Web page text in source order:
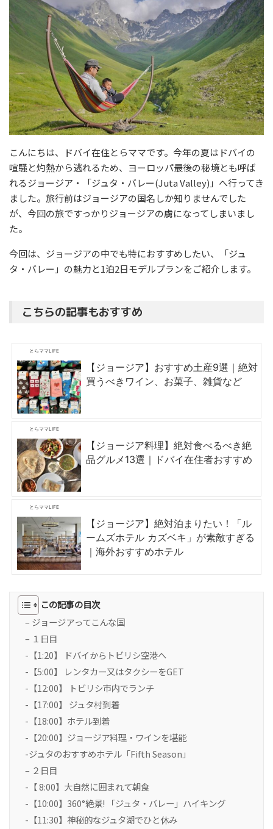
こんにちは、ドバイ在住とらママです。今年の夏はドバイの
喧騒と灼熱から逃れるため、ヨーロッパ最後の秘境とも呼ば
れるジョージア・「ジュタ・バレー(Juta Valley)」へ行ってき
ました。旅行前はジョージアの国名しか知りませんでした
が、今回の旅ですっかりジョージアの虜になってしまいまし
た。
今回は、ジョージアの中でも特におすすめしたい、「ジュ
タ・バレー」の魅力と1泊2日モデルプランをご紹介します。
こちらの記事もおすすめ
とらママLIFE
【ジョージア】おすすめ土産9選｜絶対
買うべきワイン、お菓子、雑貨など
とらママLIFE
【ジョージア料理】絶対食べるべき絶
品グルメ13選｜ドバイ在住者おすすめ
とらママLIFE
【ジョージア】絶対泊まりたい！「ル
ームズホテル カズベキ」が素敵すぎる
｜海外おすすめホテル
この記事の目次
– ジョージアってこんな国
– １日目
-【1:20】 ドバイからトビリシ空港へ
-【5:00】 レンタカー又はタクシーをGET
-【12:00】 トビリシ市内でランチ
-【17:00】 ジュタ村到着
-【18:00】ホテル到着
-【20:00】ジョージア料理・ワインを堪能
-ジュタのおすすめホテル「Fifth Season」
– ２日目
-【 8:00】大自然に囲まれて朝食
-【10:00】360°絶景! 「ジュタ・バレー」ハイキング
-【11:30】神秘的なジュタ湖でひと休み